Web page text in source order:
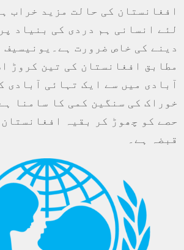
افغانستان کی حالت مزید خراب
لئے انسانی ہم دردی کی بنیاد
دینے کی خاص ضرورت ہے۔یونیسیف
مطابق افغانستان کی تین کروڑ
آبادی میں سے ایک تہائی آبادی
خوراک کی سنگین کمی کا سامنا
حصے کو چھوڑ کر بقیہ
قبضہ ہے۔